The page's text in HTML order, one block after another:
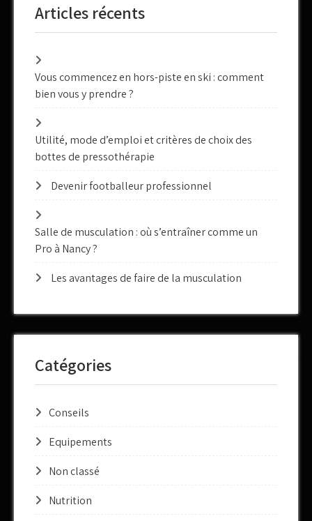
Articles récents
Vous commencez en hors-piste en ski : comment
bien vous y prendre ?
Utilité, mode d’emploi et critères de choix des
bottes de pressothérapie
Devenir footballeur professionnel
Salle de musculation : où s’entraîner comme un
Pro à Nancy ?
Les avantages de faire de la musculation
Catégories
Conseils
Equipements
Non classé
Nutrition